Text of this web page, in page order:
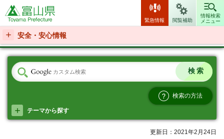
富山県
緊急情報 閲覧補助
情報検索
メニュー
安全・安心情報
検索の方法
テーマから探す
更新日：2021年2月24日